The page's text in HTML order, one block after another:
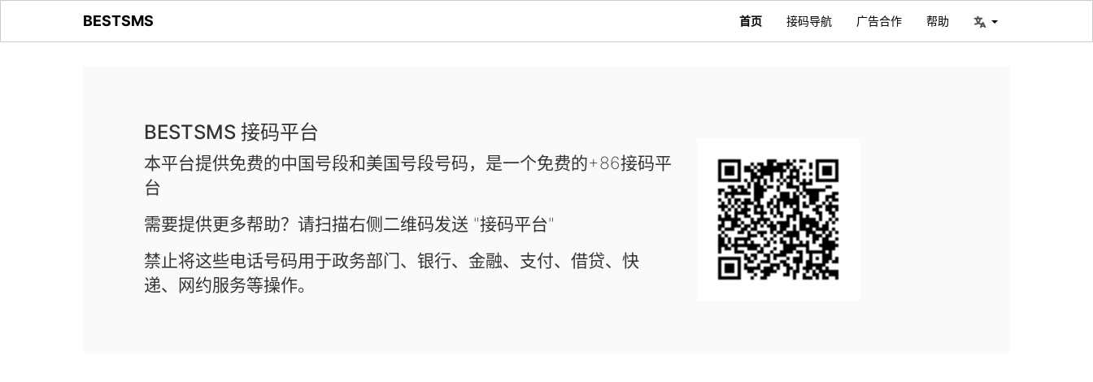
BESTSMS 首页 接码导航 广告合作 帮助
BESTSMS 接码平台
本平台提供免费的中国号段和美国号段号码，是一个免费的+86接码平
台
需要提供更多帮助？请扫描右侧二维码发送 "接码平台"
禁止将这些电话号码用于政务部门、银行、金融、支付、借贷、快
递、网约服务等操作。